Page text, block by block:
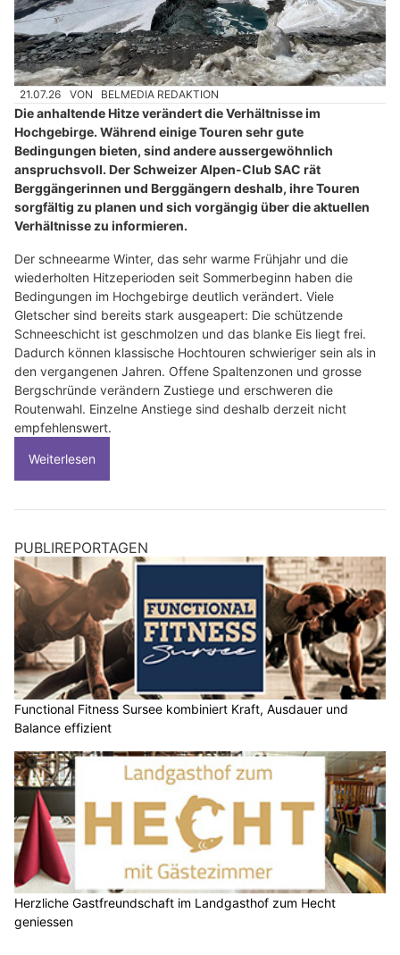
21.07.26 VON BELMEDIA REDAKTION
Die anhaltende Hitze verändert die Verhältnisse im
Hochgebirge. Während einige Touren sehr gute
Bedingungen bieten, sind andere aussergewöhnlich
anspruchsvoll. Der Schweizer Alpen-Club SAC rät
Berggängerinnen und Berggängern deshalb, ihre Touren
sorgfältig zu planen und sich vorgängig über die aktuellen
Verhältnisse zu informieren.
Der schneearme Winter, das sehr warme Frühjahr und die
wiederholten Hitzeperioden seit Sommerbeginn haben die
Bedingungen im Hochgebirge deutlich verändert. Viele
Gletscher sind bereits stark ausgeapert: Die schützende
Schneeschicht ist geschmolzen und das blanke Eis liegt frei.
Dadurch können klassische Hochtouren schwieriger sein als in
den vergangenen Jahren. Offene Spaltenzonen und grosse
Bergschründe verändern Zustiege und erschweren die
Routenwahl. Einzelne Anstiege sind deshalb derzeit nicht
empfehlenswert.
Weiterlesen
PUBLIREPORTAGEN
Functional Fitness Sursee kombiniert Kraft, Ausdauer und
Balance effizient
Herzliche Gastfreundschaft im Landgasthof zum Hecht
geniessen